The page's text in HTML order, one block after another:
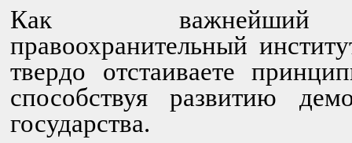
Как важнейший
правоохранительный
твердо отстаиваете
способствуя развитию
государства.